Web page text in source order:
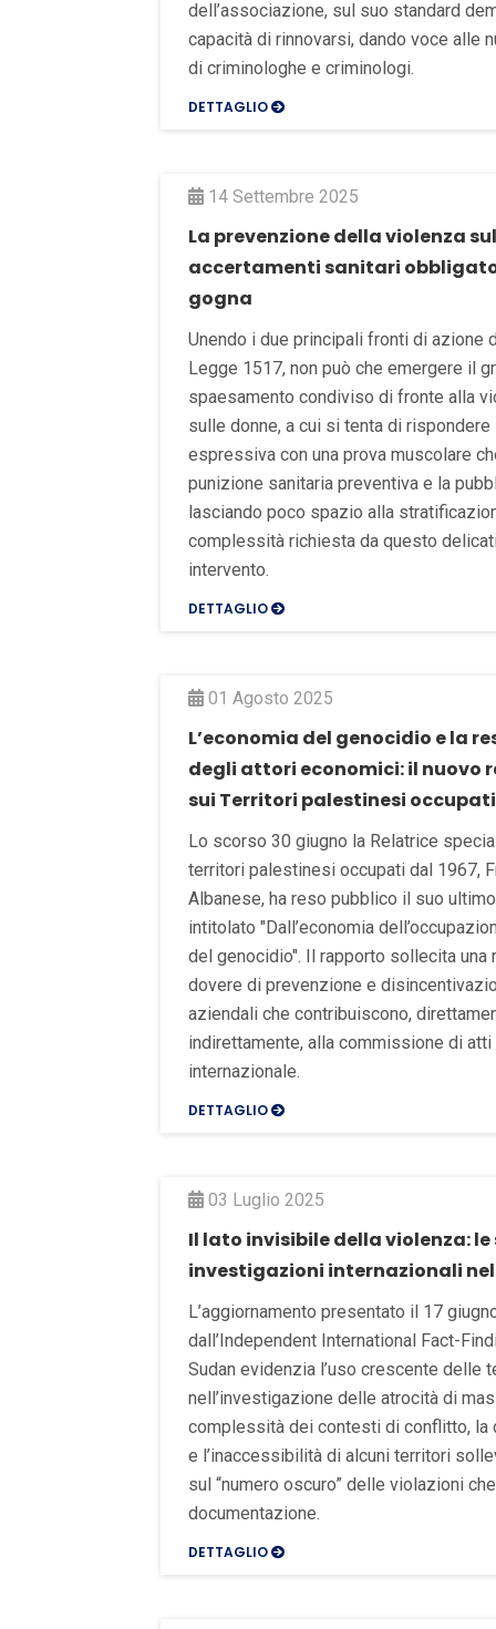
dell’associazione, sul suo standard
capacità di rinnovarsi, dando voce alle
di criminologhe e criminologi.
DETTAGLIO
14 Settembre 2025
La prevenzione della violenza
accertamenti sanitari
gogna
Unendo i due principali fronti di azione
Legge 1517, non può che emergere il
spaesamento condiviso di fronte alla
sulle donne, a cui si tenta di rispondere
espressiva con una prova muscolare
punizione sanitaria preventiva e la
lasciando poco spazio alla
complessità richiesta da questo
intervento.
DETTAGLIO
01 Agosto 2025
L’economia del genocidio e la
degli attori economici: il nuovo
sui Territori palestinesi occupati
Lo scorso 30 giugno la Relatrice
territori palestinesi occupati dal 1967,
Albanese, ha reso pubblico il suo
intitolato "Dall’economia
del genocidio". Il rapporto sollecita
dovere di prevenzione e
aziendali che contribuiscono,
indirettamente, alla commissione di
internazionale.
DETTAGLIO
03 Luglio 2025
Il lato invisibile della violenza:
investigazioni internazionali
L’aggiornamento presentato il 17
dall’Independent International Fact-
Sudan evidenzia l’uso crescente delle
nell’investigazione delle atrocità di
complessità dei contesti di conflitto, la
e l’inaccessibilità di alcuni territori
sul “numero oscuro” delle violazioni
documentazione.
DETTAGLIO